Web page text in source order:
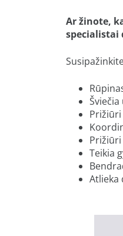
Ar žinote,
specialistai
Teikia
Atlieka